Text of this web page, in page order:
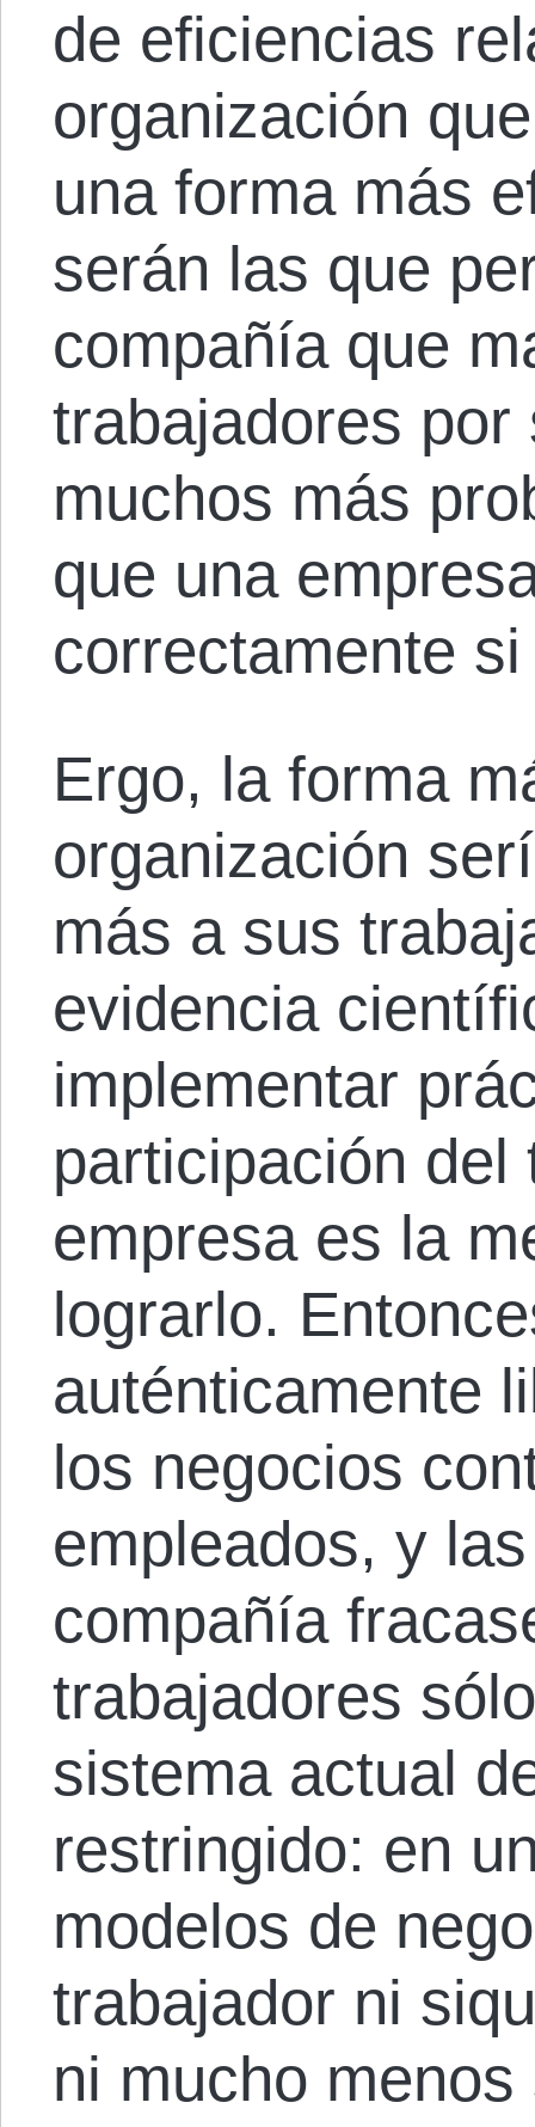
de eficiencias
organización
una forma más
serán las que
compañía que
trabajadores
muchos más
que una
correctamente
Ergo, la forma
organización
más a sus
evidencia
implementar
participación del
empresa es la
lograrlo.
auténticamente
los negocios
empleados, y
compañía
trabajadores
sistema actual
restringido: en
modelos de
trabajador ni
ni mucho